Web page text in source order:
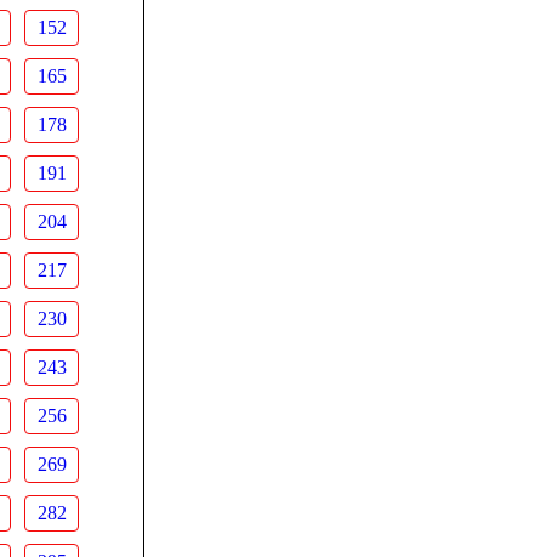
152
165
178
191
204
217
230
243
256
269
282